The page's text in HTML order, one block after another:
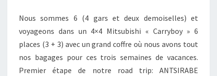
Nous sommes 6 (4 gars et deux demoiselles) et
voyageons dans un 4×4 Mitsubishi « Carryboy » 6
places (3 + 3) avec un grand coffre où nous avons tout
nos bagages pour ces trois semaines de vacances.
Premier étape de notre road trip: ANTSIRABE